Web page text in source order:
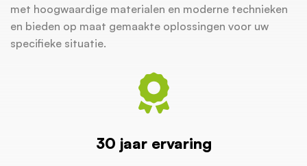
met hoogwaardige materialen en moderne technieken
en bieden op maat gemaakte oplossingen voor uw
specifieke situatie.
30 jaar ervaring